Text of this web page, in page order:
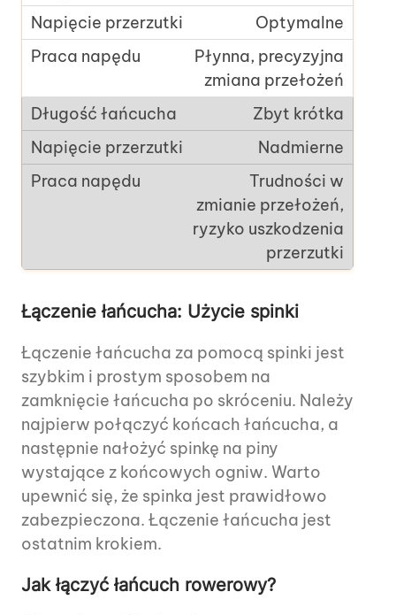
Optymalne
Płynna, precyzyjna
zmiana przełożeń
Zbyt krótka
Nadmierne
Trudności w
zmianie przełożeń,
ryzyko uszkodzenia
przerzutki
Łączenie łańcucha: Użycie spinki
Łączenie łańcucha za pomocą spinki jest
szybkim i prostym sposobem na
zamknięcie łańcucha po skróceniu. Należy
najpierw połączyć końcach łańcucha, a
następnie nałożyć spinkę na piny
wystające z końcowych ogniw. Warto
upewnić się, że spinka jest prawidłowo
zabezpieczona. Łączenie łańcucha jest
ostatnim krokiem.
Jak łączyć łańcuch rowerowy?